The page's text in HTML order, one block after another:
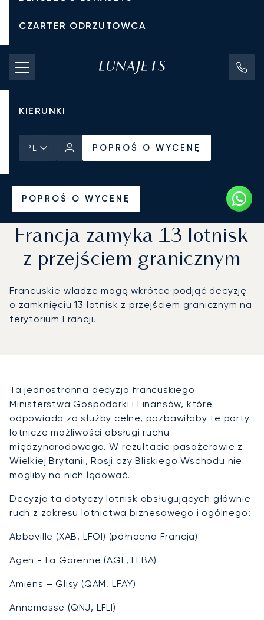
CZARTER ODRZUTOWCA
KOSZTY CZARTERU
PRYWATNE ODRZUTOWCE
KIERUNKI
PL POPROŚ O WYCENĘ
POPROŚ O WYCENĘ
Francja zamyka 13 lotnisk
z przejściem granicznym
Francuskie władze mogą wkrótce podjąć decyzję
o zamknięciu 13 lotnisk z przejściem granicznym na
terytorium Francji.
Ta jednostronna decyzja francuskiego
Ministerstwa Gospodarki i Finansów, które
odpowiada za służby celne, pozbawiłaby te porty
lotnicze możliwości obsługi ruchu
międzynarodowego. W rezultacie pasażerowie z
Wielkiej Brytanii, Rosji czy Bliskiego Wschodu nie
mogliby na nich lądować.
Decyzja ta dotyczy lotnisk obsługujących głównie
ruch z zakresu lotnictwa biznesowego i ogólnego:
Abbeville (XAB, LFOI) (północna Francja)
Agen - La Garenne (AGF, LFBA)
Amiens – Glisy (QAM, LFAY)
Annemasse (QNJ, LFLI)